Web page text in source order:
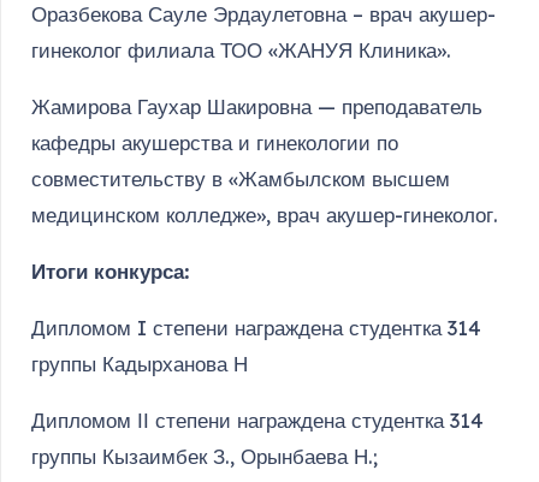
Оразбекова Сауле Эрдаулетовна – врач акушер-
гинеколог филиала ТОО «ЖАНУЯ Клиника».
Жамирова Гаухар Шакировна — преподаватель
кафедры акушерства и гинекологии по
совместительству в «Жамбылском высшем
медицинском колледже», врач акушер-гинеколог.
Итоги конкурса:
Дипломом I степени награждена студентка 314
группы Кадырханова Н
Дипломом ІІ степени награждена студентка 314
группы Кызаимбек З., Орынбаева Н.;